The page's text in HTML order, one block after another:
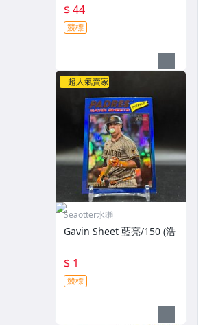
標（2
$ 44
競標
超人氣賣家
Seaotter水獺
Gavin Sheet 藍亮/150 (浩
$ 1
競標